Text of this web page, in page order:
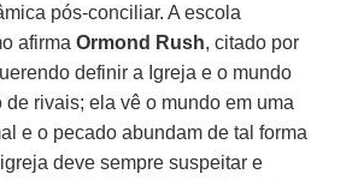
pós-conciliar. A escola
afirmaOrmond Rush, citado por
definir a Igreja e o mundo
de rivais; ela vê o mundo em uma
e o pecado abundam de tal forma
deve sempre suspeitar e